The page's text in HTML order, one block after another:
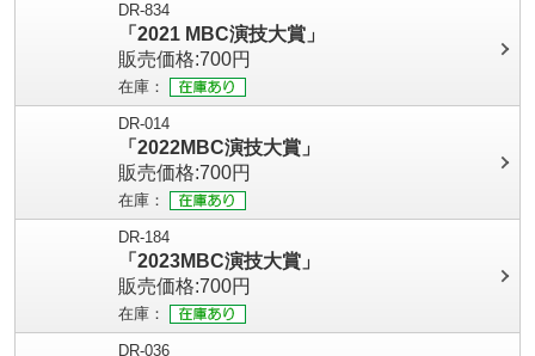
DR-834
「2021 MBC演技大賞」
販売価格:700円
在庫：
DR-014
「2022MBC演技大賞」
販売価格:700円
在庫：
DR-184
「2023MBC演技大賞」
販売価格:700円
在庫：
DR-036